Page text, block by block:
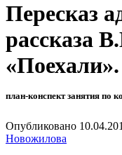
Пересказ
рассказа
«Поехали».
план-конспект занятия по
Опубликовано
Новожилова